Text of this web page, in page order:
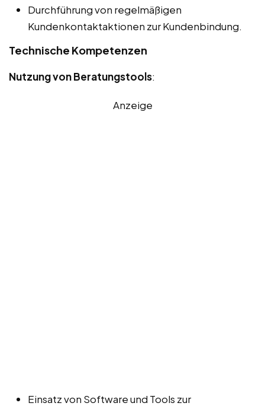
Durchführung von regelmäßigen
Kundenkontaktaktionen zur Kundenbindung.
Technische Kompetenzen
Nutzung von Beratungstools:
Anzeige
Einsatz von Software und Tools zur